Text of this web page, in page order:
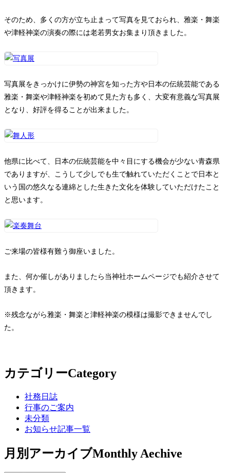
そのため、多くの方が立ち止まって写真を見ておられ、雅楽・舞楽
や津軽神楽の演奏の際には老若男女お集まり頂きました。
写真展をきっかけに伊勢の神宮を知った方や日本の伝統芸能である
雅楽・舞楽や津軽神楽を初めて見た方も多く、大変有意義な写真展
となり、好評を得ることが出来ました。
他県に比べて、日本の伝統芸能を中々目にする機会が少ない青森県
でありますが、こうして少しでも生で触れていただくことで日本と
いう国の悠久なる連綿とした生きた文化を体験していただけたこと
と思います。
ご来場の皆様有難う御座いました。
また、何か催しがありましたら当神社ホームページでも紹介させて
頂きます。
※残念ながら雅楽・舞楽と津軽神楽の模様は撮影できませんでし
た。
カテゴリーCategory
社務日誌
行事のご案内
未分類
お知らせ記事一覧
月別アーカイブMonthly Aechive